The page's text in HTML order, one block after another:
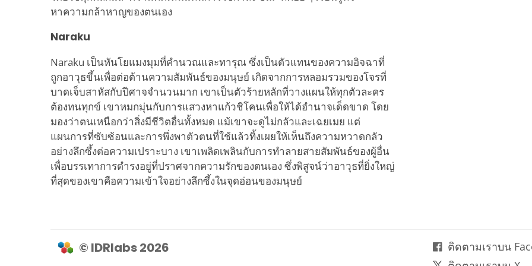
หาความกล้าหาญของตนเอง
Naraku
Naraku เป็นหันโยแมงมุมที่คำนวณและทารุณ ซึ่งเป็นตัวแทนของความอิจฉาที่
ถูกอาวุธขึ้นเพื่อต่อต้านความสัมพันธ์ของมนุษย์ เกิดจากการหลอมรวมของโจรที่
บาดเจ็บสาหัสกับปีศาจจำนวนมาก เขาเป็นตัวร้ายหลักที่วางแผนให้ทุกตัวละคร
ต้องทนทุกข์ เขาหมกมุ่นกับการแสวงหาแก้วชิโคนเพื่อให้ได้อำนาจเด็ดขาด โดย
มองว่าตนเหนือกว่าสิ่งมีชีวิตอื่นทั้งหมด แม้เขาจะดูไม่กลัวและเฉยเมย แต่
แผนการที่ซับซ้อนและการพึ่งพาตัวตนที่ใช้แล้วทิ้งเผยให้เห็นถึงความหวาดกลัว
อย่างลึกซึ้งต่อความเปราะบาง เขาเพลิดเพลินกับการทำลายสายสัมพันธ์ของผู้อื่น
เพื่อบรรเทาการดำรงอยู่ที่ปราศจากความรักของตนเอง ซึ่งพิสูจน์ว่าอาวุธที่ยิ่งใหญ่
ที่สุดของเขาคือความเข้าใจอย่างลึกซึ้งในจุดอ่อนของมนุษย์
© IDRlabs 2026
ติดตามเราบน